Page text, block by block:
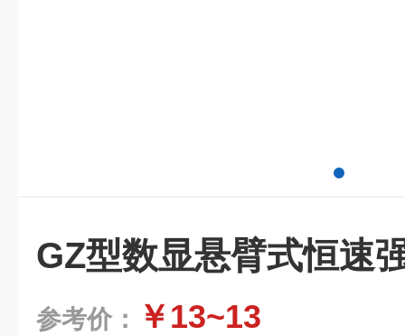
GZ型数显悬臂式恒速
参考价： ￥13~13